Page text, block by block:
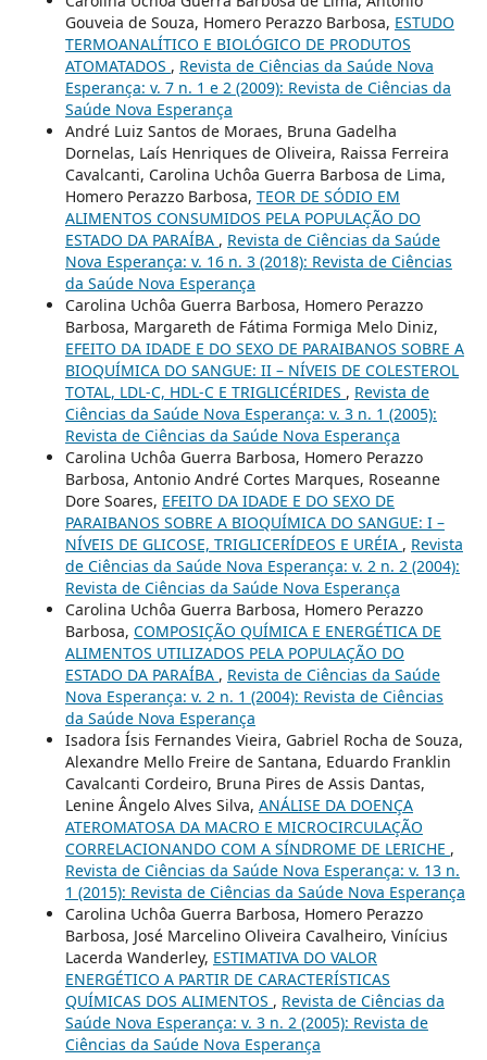
Gouveia de Souza, Homero Perazzo Barbosa, ESTUDO
TERMOANALÍTICO E BIOLÓGICO DE PRODUTOS
ATOMATADOS , Revista de Ciências da Saúde Nova
Esperança: v. 7 n. 1 e 2 (2009): Revista de Ciências da
Saúde Nova Esperança
André Luiz Santos de Moraes, Bruna Gadelha
Dornelas, Laís Henriques de Oliveira, Raissa Ferreira
Cavalcanti, Carolina Uchôa Guerra Barbosa de Lima,
Homero Perazzo Barbosa, TEOR DE SÓDIO EM
ALIMENTOS CONSUMIDOS PELA POPULAÇÃO DO
ESTADO DA PARAÍBA , Revista de Ciências da Saúde
Nova Esperança: v. 16 n. 3 (2018): Revista de Ciências
da Saúde Nova Esperança
Carolina Uchôa Guerra Barbosa, Homero Perazzo
Barbosa, Margareth de Fátima Formiga Melo Diniz,
EFEITO DA IDADE E DO SEXO DE PARAIBANOS SOBRE A
BIOQUÍMICA DO SANGUE: II – NÍVEIS DE COLESTEROL
TOTAL, LDL-C, HDL-C E TRIGLICÉRIDES , Revista de
Ciências da Saúde Nova Esperança: v. 3 n. 1 (2005):
Revista de Ciências da Saúde Nova Esperança
Carolina Uchôa Guerra Barbosa, Homero Perazzo
Barbosa, Antonio André Cortes Marques, Roseanne
Dore Soares, EFEITO DA IDADE E DO SEXO DE
PARAIBANOS SOBRE A BIOQUÍMICA DO SANGUE: I –
NÍVEIS DE GLICOSE, TRIGLICERÍDEOS E URÉIA , Revista
de Ciências da Saúde Nova Esperança: v. 2 n. 2 (2004):
Revista de Ciências da Saúde Nova Esperança
Carolina Uchôa Guerra Barbosa, Homero Perazzo
Barbosa, COMPOSIÇÃO QUÍMICA E ENERGÉTICA DE
ALIMENTOS UTILIZADOS PELA POPULAÇÃO DO
ESTADO DA PARAÍBA , Revista de Ciências da Saúde
Nova Esperança: v. 2 n. 1 (2004): Revista de Ciências
da Saúde Nova Esperança
Isadora Ísis Fernandes Vieira, Gabriel Rocha de Souza,
Alexandre Mello Freire de Santana, Eduardo Franklin
Cavalcanti Cordeiro, Bruna Pires de Assis Dantas,
Lenine Ângelo Alves Silva, ANÁLISE DA DOENÇA
ATEROMATOSA DA MACRO E MICROCIRCULAÇÃO
CORRELACIONANDO COM A SÍNDROME DE LERICHE ,
Revista de Ciências da Saúde Nova Esperança: v. 13 n.
1 (2015): Revista de Ciências da Saúde Nova Esperança
Carolina Uchôa Guerra Barbosa, Homero Perazzo
Barbosa, José Marcelino Oliveira Cavalheiro, Vinícius
Lacerda Wanderley, ESTIMATIVA DO VALOR
ENERGÉTICO A PARTIR DE CARACTERÍSTICAS
QUÍMICAS DOS ALIMENTOS , Revista de Ciências da
Saúde Nova Esperança: v. 3 n. 2 (2005): Revista de
Ciências da Saúde Nova Esperança